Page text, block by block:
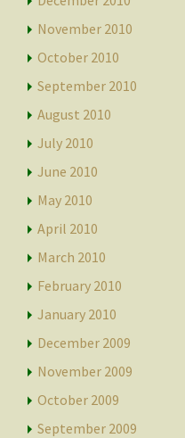
November 2010
October 2010
September 2010
August 2010
July 2010
June 2010
May 2010
April 2010
March 2010
February 2010
January 2010
December 2009
November 2009
October 2009
September 2009